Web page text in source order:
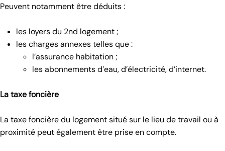
Peuvent notamment être déduits :
les loyers du 2nd logement ;
les charges annexes telles que :
l’assurance habitation ;
les abonnements d’eau, d’électricité, d’internet.
La taxe foncière
La taxe foncière du logement situé sur le lieu de travail ou à
proximité peut également être prise en compte.